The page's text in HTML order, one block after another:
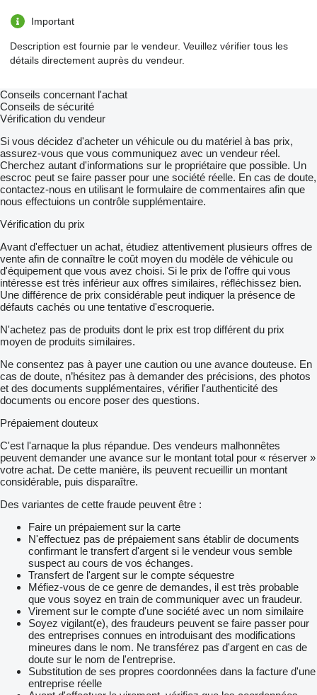
Important
Description est fournie par le vendeur. Veuillez vérifier tous les
détails directement auprès du vendeur.
Conseils concernant l'achat
Conseils de sécurité
Vérification du vendeur
Si vous décidez d'acheter un véhicule ou du matériel à bas prix,
assurez-vous que vous communiquez avec un vendeur réel.
Cherchez autant d'informations sur le propriétaire que possible. Un
escroc peut se faire passer pour une société réelle. En cas de doute,
contactez-nous en utilisant le formulaire de commentaires afin que
nous effectuions un contrôle supplémentaire.
Vérification du prix
Avant d'effectuer un achat, étudiez attentivement plusieurs offres de
vente afin de connaître le coût moyen du modèle de véhicule ou
d'équipement que vous avez choisi. Si le prix de l'offre qui vous
intéresse est très inférieur aux offres similaires, réfléchissez bien.
Une différence de prix considérable peut indiquer la présence de
défauts cachés ou une tentative d'escroquerie.
N'achetez pas de produits dont le prix est trop différent du prix
moyen de produits similaires.
Ne consentez pas à payer une caution ou une avance douteuse. En
cas de doute, n’hésitez pas à demander des précisions, des photos
et des documents supplémentaires, vérifier l'authenticité des
documents ou encore poser des questions.
Prépaiement douteux
C'est l'arnaque la plus répandue. Des vendeurs malhonnêtes
peuvent demander une avance sur le montant total pour « réserver »
votre achat. De cette manière, ils peuvent recueillir un montant
considérable, puis disparaître.
Des variantes de cette fraude peuvent être :
Faire un prépaiement sur la carte
N'effectuez pas de prépaiement sans établir de documents
confirmant le transfert d'argent si le vendeur vous semble
suspect au cours de vos échanges.
Transfert de l'argent sur le compte séquestre
Méfiez-vous de ce genre de demandes, il est très probable
que vous soyez en train de communiquer avec un fraudeur.
Virement sur le compte d'une société avec un nom similaire
Soyez vigilant(e), des fraudeurs peuvent se faire passer pour
des entreprises connues en introduisant des modifications
mineures dans le nom. Ne transférez pas d'argent en cas de
doute sur le nom de l'entreprise.
Substitution de ses propres coordonnées dans la facture d'une
entreprise réelle